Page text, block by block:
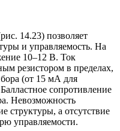
14.23) позволяет
и управляемость. На
10–12 В. Ток
резистором в пределах,
(от 15 мА для
сопротивление
Невозможность
структуры, а отсутствие
управляемости.